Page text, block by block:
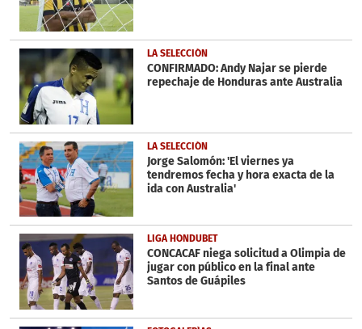
LA SELECCIÓN
CONFIRMADO: Andy Najar se pierde
repechaje de Honduras ante Australia
LA SELECCIÓN
Jorge Salomón: 'El viernes ya
tendremos fecha y hora exacta de la
ida con Australia'
LIGA HONDUBET
CONCACAF niega solicitud a Olimpia de
jugar con público en la final ante
Santos de Guápiles